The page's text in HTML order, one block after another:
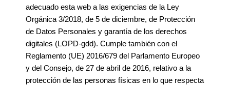
adecuado esta web a las exigencias de la Ley
Orgánica 3/2018, de 5 de diciembre, de Protección
de Datos Personales y garantía de los derechos
digitales (LOPD-gdd). Cumple también con el
Reglamento (UE) 2016/679 del Parlamento Europeo
y del Consejo, de 27 de abril de 2016, relativo a la
protección de las personas físicas en lo que respecta